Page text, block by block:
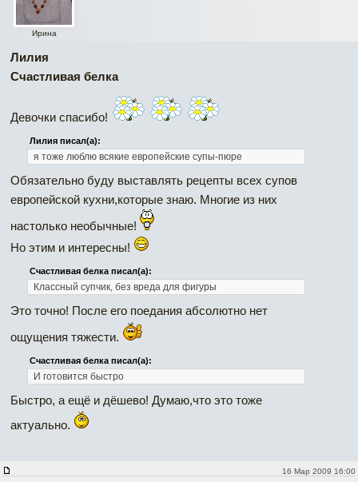
Ирина
Лилия
Счастливая белка
Девочки спасибо!
Лилия писал(а):
я тоже люблю всякие европейские супы-пюре
Обязательно буду выставлять рецепты всех супов
европейской кухни,которые знаю. Многие из них
настолько необычные!
Но этим и интересны!
Счастливая белка писал(а):
Классный супчик, без вреда для фигуры
Это точно! После его поедания абсолютно нет
ощущения тяжести.
Счастливая белка писал(а):
И готовится быстро
Быстро, а ещё и дёшево! Думаю,что это тоже
актуально.
16 Мар 2009 16:00